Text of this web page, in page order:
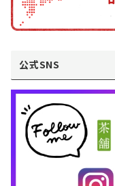
公式SNS